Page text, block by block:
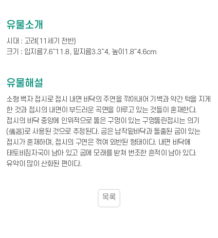
유물소개
시대 : 고려(11세기 전반)
크기 : 입지름7.6～11.8, 밑지름3.3～4, 높이1.8～4.6cm
유물해설
소형 백자 접시로 접시 내면 바닥의 주연을 깎아내어 기벽과 약간 턱을 지게
한 것과 접시의 내면이 부드러운 곡면을 이루고 있는 것들이 혼재한다.
접시의 바닥 중앙에 인위적으로 뚫은 구멍이 있는 구멍뚫린접시는 의기
(儀器)로 사용된 것으로 추정된다. 굽은 납작밑바닥과 돌출된 굽이 있는
접시가 혼재하며, 접시의 구연은 꺾여 외반된 형태이다. 내면 바닥에
태토비짐자국이 남아 있고 굽에 모래를 받쳐 번조한 흔적이 남아 있다.
유약이 많이 산화된 편이다.
목록